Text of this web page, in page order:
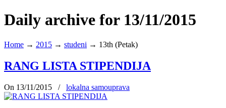
Daily archive for 13/11/2015
Home → 2015 → studeni → 13th (Petak)
RANG LISTA STIPENDIJA
On 13/11/2015 / lokalna samouprava